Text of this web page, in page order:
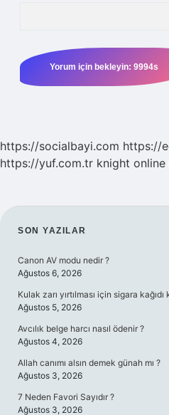
https://socialbayi.com https://
https://yuf.com.tr knight online
SIDEBAR
SON YAZILAR
Canon AV modu nedir ?
Ağustos 6, 2026
Kulak zarı yırtılması için sigara
Ağustos 5, 2026
Avcılık belge harcı nasıl ödenir ?
Ağustos 4, 2026
Allah canımı alsın demek günah mı ?
Ağustos 3, 2026
7 Neden Favori Sayıdır ?
Ağustos 3, 2026